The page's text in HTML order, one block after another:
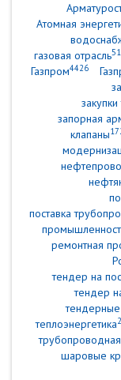
Атомная
газовая отрасль
Газпром4426
запорная
клапаны
поставка
ремонтная
тендер на
тендер
тендерные
теплоэнергетика
шаровые